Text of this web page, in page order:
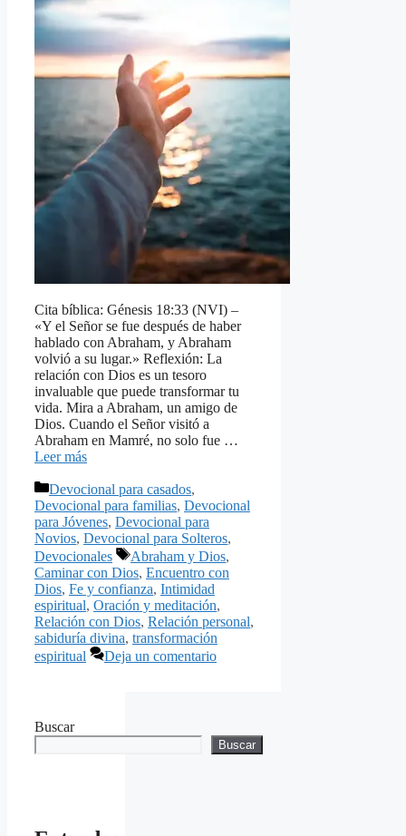
Cita bíblica: Génesis 18:33 (NVI) –
«Y el Señor se fue después de haber
hablado con Abraham, y Abraham
volvió a su lugar.» Reflexión: La
relación con Dios es un tesoro
invaluable que puede transformar tu
vida. Mira a Abraham, un amigo de
Dios. Cuando el Señor visitó a
Abraham en Mamré, no solo fue …
Leer más
Categorías
Devocional para casados,
Devocional para familias, Devocional
para Jóvenes, Devocional para
Novios, Devocional para Solteros,
Devocionales
Etiquetas
Abraham y Dios,
Caminar con Dios, Encuentro con
Dios, Fe y confianza, Intimidad
espiritual, Oración y meditación,
Relación con Dios, Relación personal,
sabiduría divina, transformación
espiritual
Deja un comentario
Buscar
Buscar